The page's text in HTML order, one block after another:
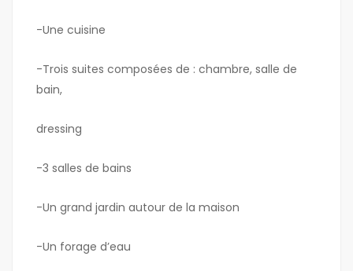
-Une cuisine
-Trois suites composées de : chambre, salle de
bain,
dressing
-3 salles de bains
-Un grand jardin autour de la maison
-Un forage d’eau